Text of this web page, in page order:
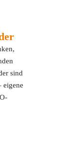
sind
eigene